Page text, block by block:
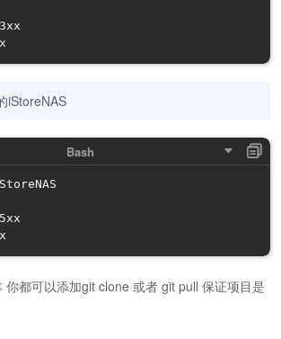
iStoreNAS
你都可以添加git clone 或者 git pull 保证项目是